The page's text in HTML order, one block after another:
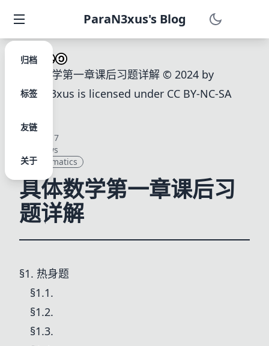
归档
标签
友链
关于
ParaN3xus's Blog
具体数学第一章课后习题详解 © 2024 by
ParaN3xus is licensed under CC BY-NC-SA
2024/8/17
views
Mathematics
具体数学第一章课后习
题详解
§1. 热身题
§1.1.
§1.2.
§1.3.